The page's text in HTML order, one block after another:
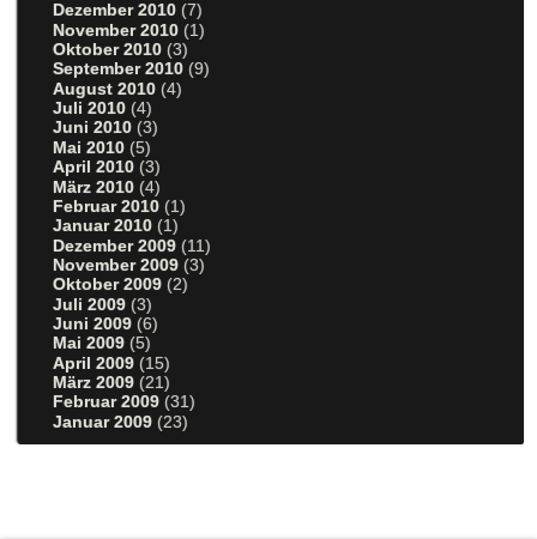
Dezember 2010 (7)
November 2010 (1)
Oktober 2010 (3)
September 2010 (9)
August 2010 (4)
Juli 2010 (4)
Juni 2010 (3)
Mai 2010 (5)
April 2010 (3)
März 2010 (4)
Februar 2010 (1)
Januar 2010 (1)
Dezember 2009 (11)
November 2009 (3)
Oktober 2009 (2)
Juli 2009 (3)
Juni 2009 (6)
Mai 2009 (5)
April 2009 (15)
März 2009 (21)
Februar 2009 (31)
Januar 2009 (23)